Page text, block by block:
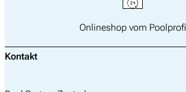
Onlineshop vom Poolprofi
Kontakt